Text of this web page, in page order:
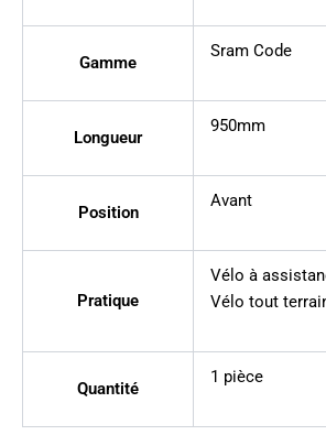
Gamme
Sram Code
Longueur
950mm
Position
Avant
Pratique
Vélo à
Vélo tout
Quantité
1 pièce